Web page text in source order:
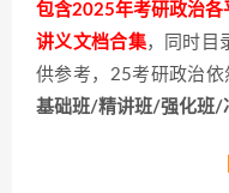
包含2025年考研政治各
讲义文档合集，同时目
供参考，25考研政治依
基础班/精讲班/强化班/